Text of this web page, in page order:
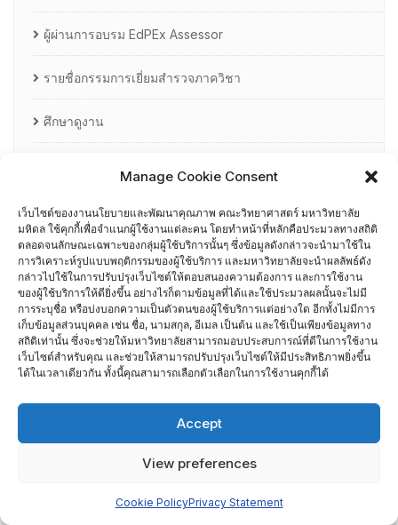
Manage Cookie Consent
เว็บไซต์ของงานนโยบายและพัฒนาคุณภาพ คณะวิทยาศาสตร์ มหาวิทยาลัย
มหิดล ใช้คุกกี้เพื่อจำแนกผู้ใช้งานแต่ละคน โดยทำหน้าที่หลักคือประมวลทางสถิติ
ตลอดจนลักษณะเฉพาะของกลุ่มผู้ใช้บริการนั้นๆ ซึ่งข้อมูลดังกล่าวจะนำมาใช้ใน
การวิเคราะห์รูปแบบพฤติกรรมของผู้ใช้บริการ และมหาวิทยาลัยจะนำผลลัพธ์ดัง
กล่าวไปใช้ในการปรับปรุงเว็บไซต์ให้ตอบสนองความต้องการ และการใช้งาน
ของผู้ใช้บริการให้ดียิ่งขึ้น อย่างไรก็ตามข้อมูลที่ได้และใช้ประมวลผลนั้นจะไม่มี
การระบุชื่อ หรือบ่งบอกความเป็นตัวตนของผู้ใช้บริการแต่อย่างใด อีกทั้งไม่มีการ
เก็บข้อมูลส่วนบุคคล เช่น ชื่อ, นามสกุล, อีเมล เป็นต้น และใช้เป็นเพียงข้อมูลทาง
สถิติเท่านั้น ซึ่งจะช่วยให้มหาวิทยาลัยสามารถมอบประสบการณ์ที่ดีในการใช้งาน
เว็บไซต์สำหรับคุณ และช่วยให้สามารถปรับปรุงเว็บไซต์ให้มีประสิทธิภาพยิ่งขึ้น
ได้ในเวลาเดียวกัน ทั้งนี้คุณสามารถเลือกตัวเลือกในการใช้งานคุกกี้ได้
Accept
View preferences
Cookie PolicyPrivacy Statement
ผู้ผ่านการอบรม EdPEx Assessor
รายชื่อกรรมการเยี่ยมสำรวจภาควิชา
ศึกษาดูงาน
การอบรมพัฒนาหัวหน้าภาควิชา (HDP)
คณะกรรมการรับเรื่องร้องเรียน
คณะผู้บริหารคณะวิทยาศาสตร์ ที่ผ่านการอบรมด้านพัฒนา
คุณภาพ